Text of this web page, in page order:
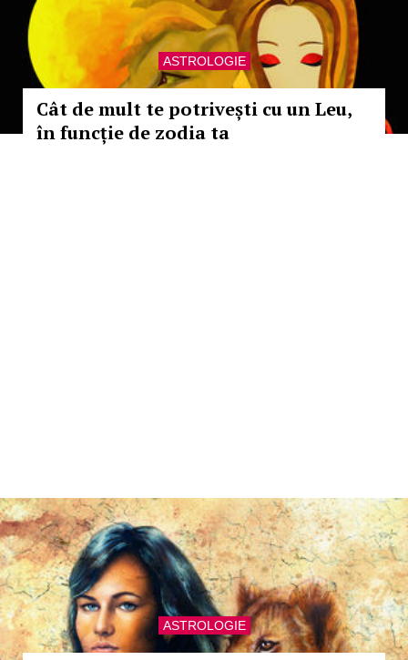
ASTROLOGIE
Cât de mult te potrivești cu un Leu,
în funcție de zodia ta
ASTROLOGIE